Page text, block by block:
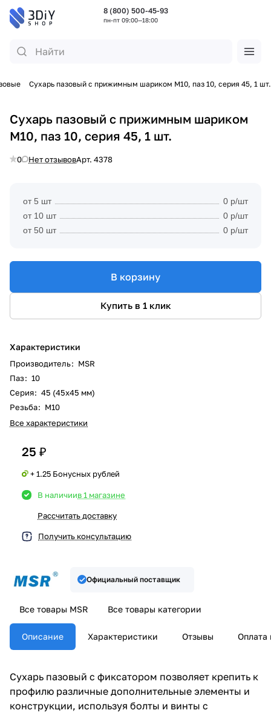
8 (800) 500-45-93
пн-пт 09:00—18:00
Сухарь пазовый с прижимным шариком М10, паз 10, серия 45, 1 шт.
Сухарь пазовый с прижимным шариком
М10, паз 10, серия 45, 1 шт.
0 Нет отзывовАрт. 4378
от 5 шт
0 р/шт
от 10 шт
0 р/шт
от 50 шт
0 р/шт
В корзину
Купить в 1 клик
Характеристики
Производитель: MSR
Паз: 10
Серия: 45 (45x45 мм)
Резьба: М10
Все характеристики
25 ₽
+ 1.25 Бонусных рублей
В наличиив 1 магазине
Рассчитать доставку
Получить консультацию
Официальный поставщик
Все товары MSR Все товары категории
Описание Характеристики Отзывы Оплата
Сухарь пазовый с фиксатором позволяет крепить к
профилю различные дополнительные элементы и
конструкции, используя болты и винты с